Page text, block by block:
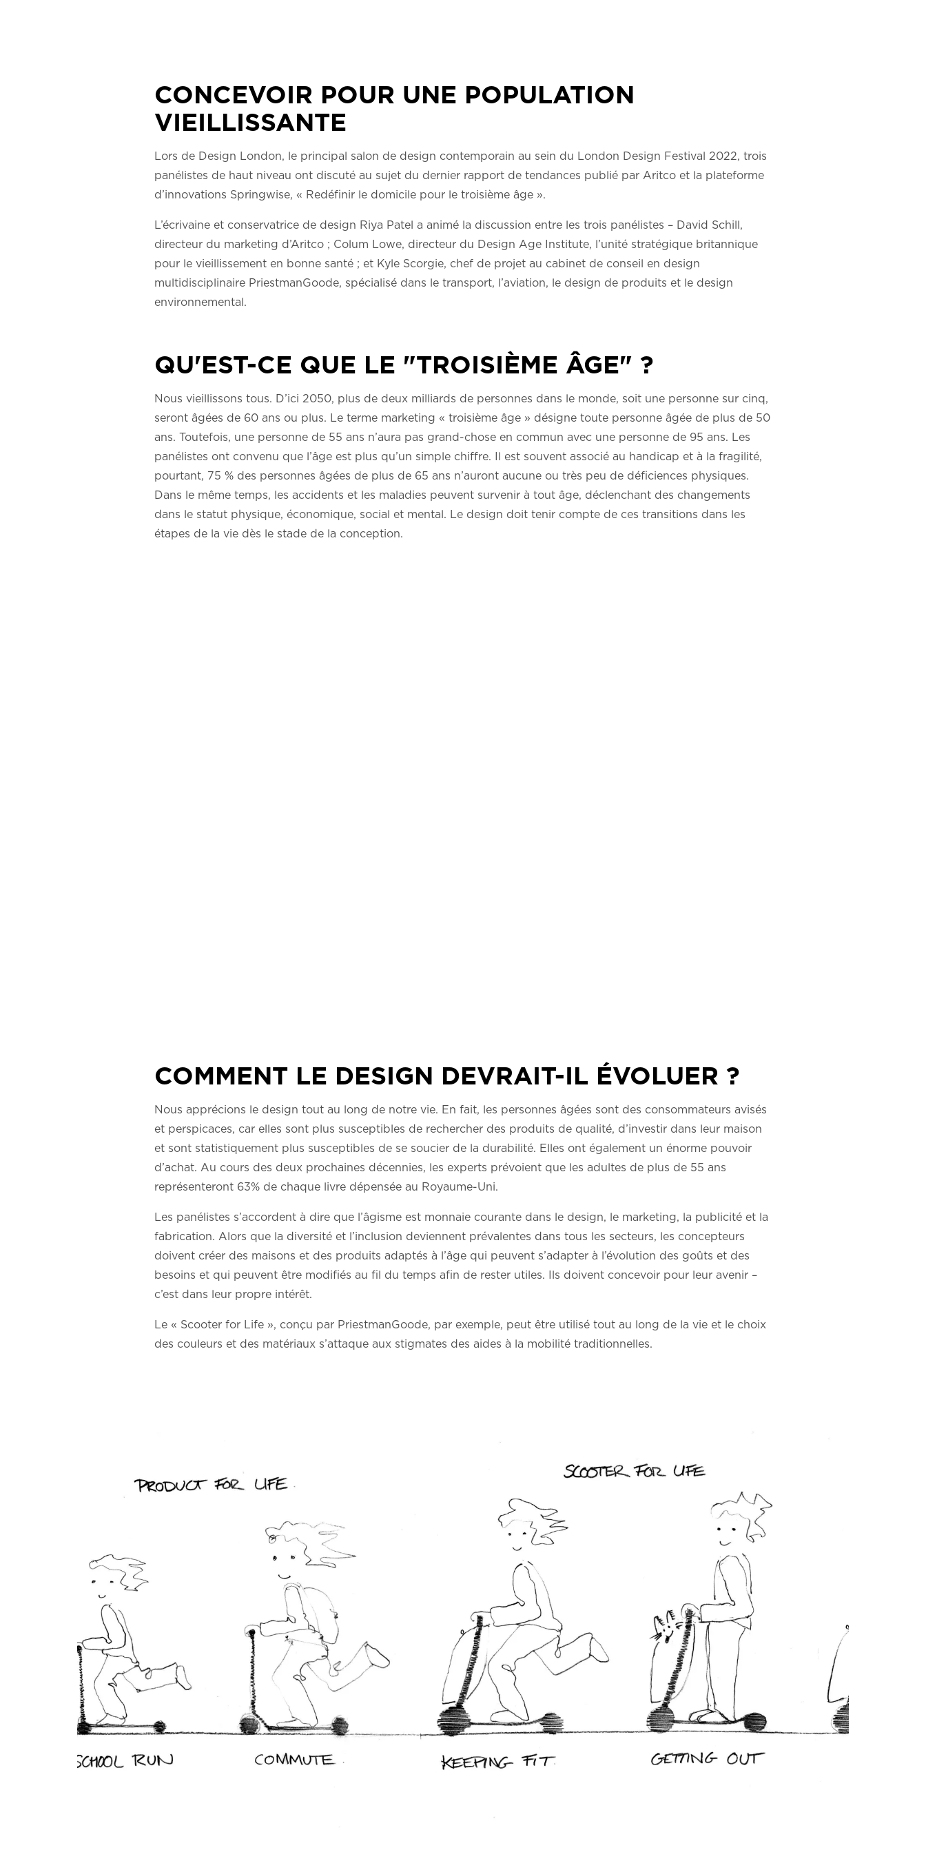
CONCEVOIR POUR UNE POPULATION
VIEILLISSANTE
Lors de Design London, le principal salon de design contemporain au sein du London Design Festival 2022, trois
panélistes de haut niveau ont discuté au sujet du dernier rapport de tendances publié par Aritco et la plateforme
d’innovations Springwise, « Redéfinir le domicile pour le troisième âge ».
L’écrivaine et conservatrice de design Riya Patel a animé la discussion entre les trois panélistes – David Schill,
directeur du marketing d’Aritco ; Colum Lowe, directeur du Design Age Institute, l’unité stratégique britannique
pour le vieillissement en bonne santé ; et Kyle Scorgie, chef de projet au cabinet de conseil en design
multidisciplinaire PriestmanGoode, spécialisé dans le transport, l’aviation, le design de produits et le design
environnemental.
QU'EST-CE QUE LE "TROISIÈME ÂGE" ?
Nous vieillissons tous. D’ici 2050, plus de deux milliards de personnes dans le monde, soit une personne sur cinq,
seront âgées de 60 ans ou plus. Le terme marketing « troisième âge » désigne toute personne âgée de plus de 50
ans. Toutefois, une personne de 55 ans n’aura pas grand-chose en commun avec une personne de 95 ans. Les
panélistes ont convenu que l’âge est plus qu’un simple chiffre. Il est souvent associé au handicap et à la fragilité,
pourtant, 75 % des personnes âgées de plus de 65 ans n’auront aucune ou très peu de déficiences physiques.
Dans le même temps, les accidents et les maladies peuvent survenir à tout âge, déclenchant des changements
dans le statut physique, économique, social et mental. Le design doit tenir compte de ces transitions dans les
étapes de la vie dès le stade de la conception.
COMMENT LE DESIGN DEVRAIT-IL ÉVOLUER ?
Nous apprécions le design tout au long de notre vie. En fait, les personnes âgées sont des consommateurs avisés
et perspicaces, car elles sont plus susceptibles de rechercher des produits de qualité, d’investir dans leur maison
et sont statistiquement plus susceptibles de se soucier de la durabilité. Elles ont également un énorme pouvoir
d’achat. Au cours des deux prochaines décennies, les experts prévoient que les adultes de plus de 55 ans
représenteront 63% de chaque livre dépensée au Royaume-Uni.
Les panélistes s’accordent à dire que l’âgisme est monnaie courante dans le design, le marketing, la publicité et la
fabrication. Alors que la diversité et l’inclusion deviennent prévalentes dans tous les secteurs, les concepteurs
doivent créer des maisons et des produits adaptés à l’âge qui peuvent s’adapter à l’évolution des goûts et des
besoins et qui peuvent être modifiés au fil du temps afin de rester utiles. Ils doivent concevoir pour leur avenir –
c’est dans leur propre intérêt.
Le « Scooter for Life », conçu par PriestmanGoode, par exemple, peut être utilisé tout au long de la vie et le choix
des couleurs et des matériaux s’attaque aux stigmates des aides à la mobilité traditionnelles.